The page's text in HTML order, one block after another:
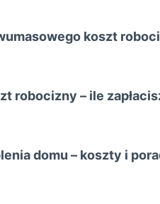
koszt
robocizny – ile
domu – koszty i